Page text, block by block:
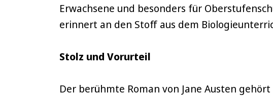
Erwachsene und besonders für
erinnert an den Stoff aus dem
Stolz und Vorurteil
Der berühmte Roman von Jane Austen